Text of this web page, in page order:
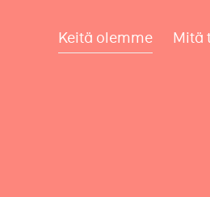
Keitä olemme Mitä